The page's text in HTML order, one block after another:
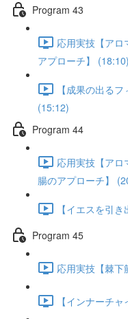
Program 43
応用実技【ア
アプローチ】 (18:10)
【成果の出る
(15:12)
Program 44
応用実技【ア
腸のアプローチ】
【イエスを引
Program 45
応用実技【棘
【インナーチ